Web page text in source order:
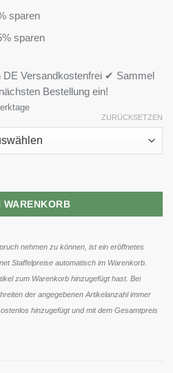
sparen
sparen
Versandkostenfrei ✔ Sammel
Bestellung ein!
ZURÜCKSETZEN
WARENKORB
nehmen zu können, ist ein eröffnetes
Staffelpreise automatisch im Warenkorb.
zum Warenkorb hinzugefügt hast. Bei
der angegebenen Artikelanzahl immer
hinzugefügt und mit dem Gesamtpreis